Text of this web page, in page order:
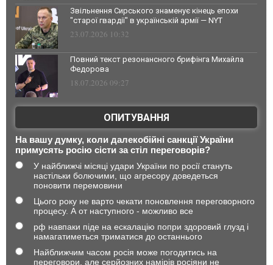
Звільнення Сирського знаменує кінець епохи
"старої гвардії" в українській армії — NYT
23.07.2026 10:32
Повний текст резонансного брифінга Михайла
Федорова
18.07.2026 09:27
ОПИТУВАННЯ
На вашу думку, коли далекобійні санкції України
примусять росію сісти за стіл переговорів?
У найближчі місяці удари України по росії стануть
настільки болючими, що агресору доведеться
поновити перемовини
Цього року не варто чекати поновлення переговорного
процесу. А от наступного - можливо все
рф навпаки піде на ескалацію попри здоровий глузд і
намагатиметься триматися до останнього
Найближчим часом росія може погодитись на
переговори, але серйозних намірів росіяни не